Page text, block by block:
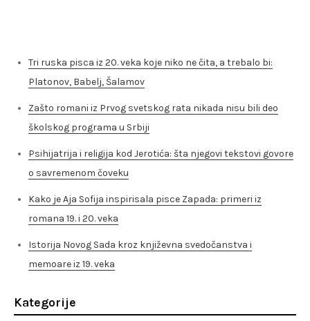
Tri ruska pisca iz 20. veka koje niko ne čita, a trebalo bi:
Platonov, Babelj, Šalamov
Zašto romani iz Prvog svetskog rata nikada nisu bili deo
školskog programa u Srbiji
Psihijatrija i religija kod Jerotića: šta njegovi tekstovi govore
o savremenom čoveku
Kako je Aja Sofija inspirisala pisce Zapada: primeri iz
romana 19. i 20. veka
Istorija Novog Sada kroz književna svedočanstva i
memoare iz 19. veka
Kategorije